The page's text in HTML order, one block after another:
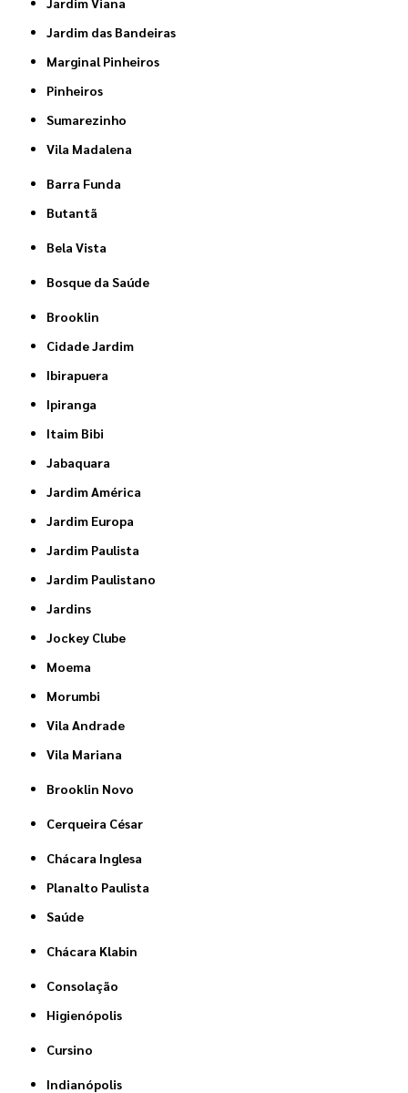
Jardim das Bandeiras
Marginal Pinheiros
Pinheiros
Sumarezinho
Vila Madalena
Barra Funda
Butantã
Bela Vista
Bosque da Saúde
Brooklin
Cidade Jardim
Ibirapuera
Ipiranga
Itaim Bibi
Jabaquara
Jardim América
Jardim Europa
Jardim Paulista
Jardim Paulistano
Jardins
Jockey Clube
Moema
Morumbi
Vila Andrade
Vila Mariana
Brooklin Novo
Cerqueira César
Chácara Inglesa
Planalto Paulista
Saúde
Chácara Klabin
Consolação
Higienópolis
Cursino
Indianópolis